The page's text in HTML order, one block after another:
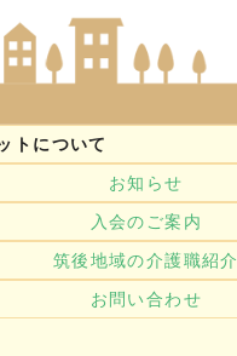
トについて
お知らせ
入会のご案内
筑後地域の介護職紹
お問い合わせ